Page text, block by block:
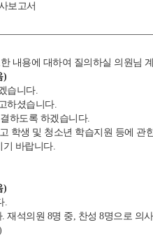
보고서
내용에 대하여 질의하실 의원님
)
습니다.
하셨습니다.
하도록 하겠습니다.
학생 및 청소년 학습지원 등에 관
기 바랍니다.
)
.
재석의원 8명 중, 찬성 8명으로 의